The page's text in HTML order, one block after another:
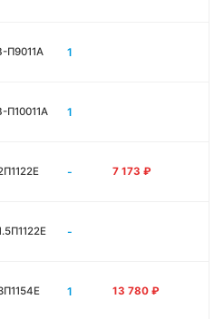
П9011A 1
1
- 7 173 ₽
-
1 13 780 ₽